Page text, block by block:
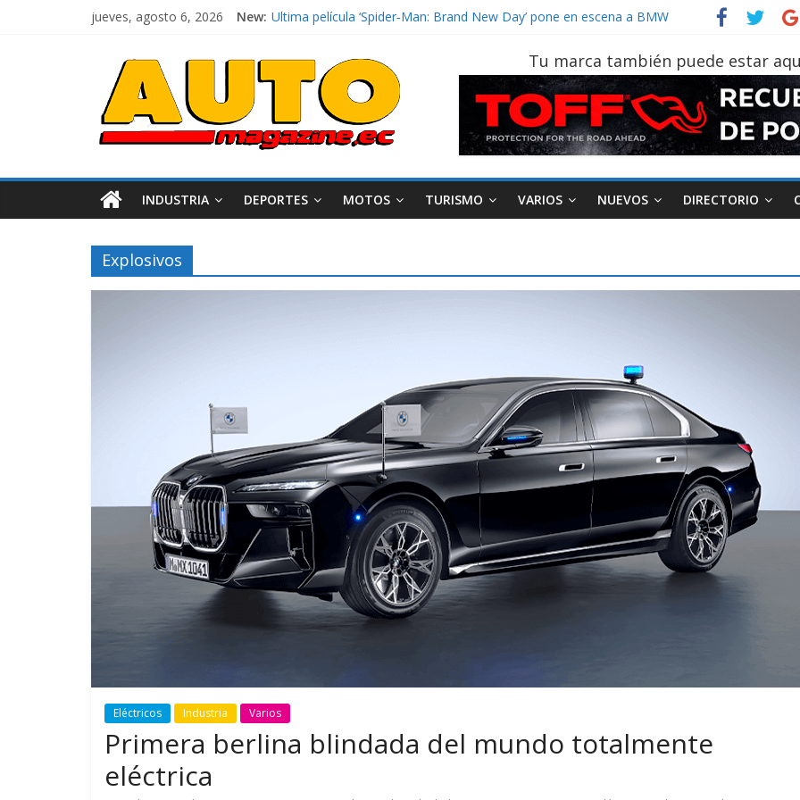
jueves, agosto 6, 2026 New: Ultima película ‘Spider‑Man: Brand New Day’ pone en escena a BMW
La Vuelta al Ecuador 2026, edición 47ª, recorre 7 provincias en 8 días
La FEDAK recibe 12 Sinotruk Bolden para cubrir las rutas de La Vuelta
El costo de tener un vehículo gana protagonismo a la hora de decidir
Tu marca también puede estar
INDUSTRIA DEPORTES MOTOS TURISMO VARIOS NUEVOS DIRECTORIO
Explosivos
Eléctricos Industria Varios
Primera berlina blindada del mundo totalmente
eléctrica
compromiso con movilidad
más segura y conectada
Varios
¿Qué puede pasar con tu
vehículo si permanece
varios días sin usar?
Movilidad
Campaña busca cambiar
destino de los
en la región